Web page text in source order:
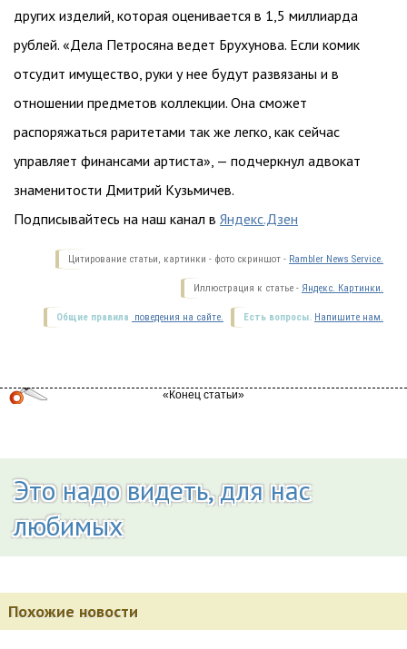
других изделий, которая оценивается в 1,5 миллиарда
рублей. «Дела Петросяна ведет Брухунова. Если комик
отсудит имущество, руки у нее будут развязаны и в
отношении предметов коллекции. Она сможет
распоряжаться раритетами так же легко, как сейчас
управляет финансами артиста», — подчеркнул адвокат
знаменитости Дмитрий Кузьмичев.
Подписывайтесь на наш канал в Яндекс.Дзен
Цитирование статьи, картинки - фото скриншот - Rambler News Service.
Иллюстрация к статье - Яндекс. Картинки.
Есть вопросы. Напишите нам.
Общие правила поведения на сайте.
Это надо видеть, для нас
любимых
Похожие новости